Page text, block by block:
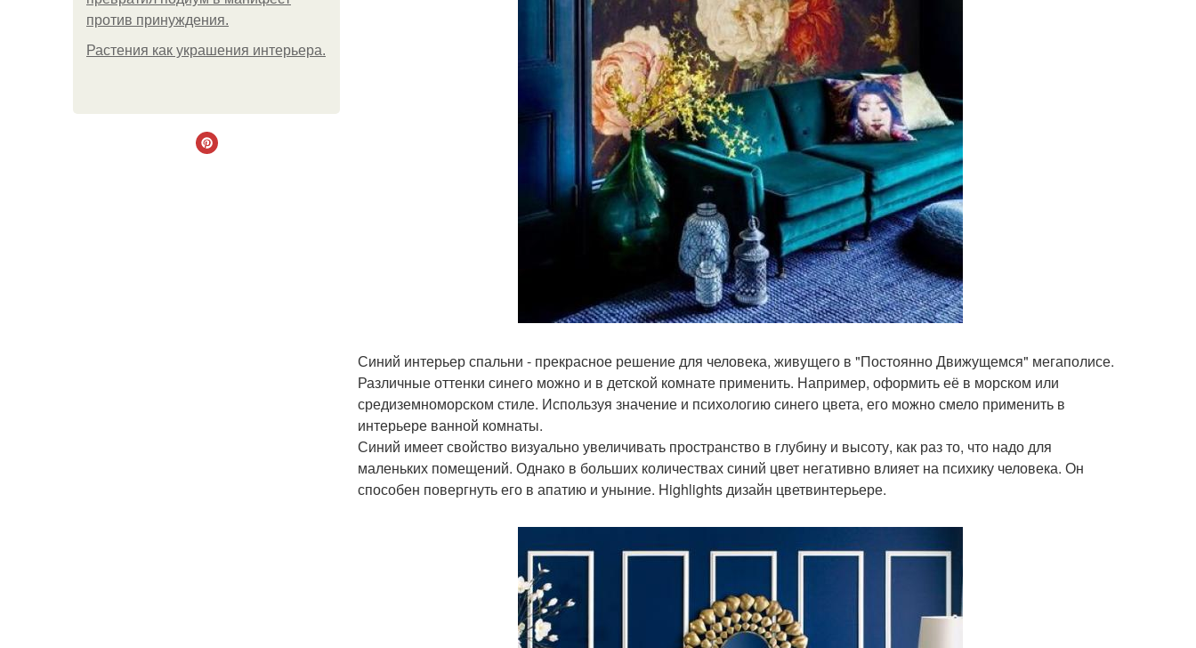
против принуждения.
Растения как украшения интерьера.
Синий интерьер спальни - прекрасное решение для человека, живущего в "Постоянно Движущемся" мегаполисе.
Различные оттенки синего можно и в детской комнате применить. Например, оформить её в морском или
средиземноморском стиле. Используя значение и психологию синего цвета, его можно смело применить в
интерьере ванной комнаты.
Синий имеет свойство визуально увеличивать пространство в глубину и высоту, как раз то, что надо для
маленьких помещений. Однако в больших количествах синий цвет негативно влияет на психику человека. Он
способен повергнуть его в апатию и уныние. Highlights дизайн цветвинтерьере.